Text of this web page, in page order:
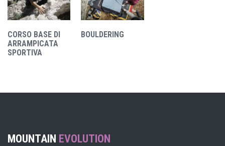
CORSO BASE DI
ARRAMPICATA
SPORTIVA
BOULDERING
MOUNTAIN EVOLUTION